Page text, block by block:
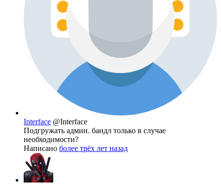
Interface @Interface
Подгружать админ. бандл только в случае
необходимости?
Написано более трёх лет назад